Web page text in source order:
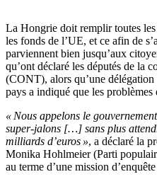
La Hongrie doit remplir toutes
les fonds de l’UE, et ce afin de
parviennent bien jusqu’aux
qu’ont déclaré les députés de la
(CONT), alors qu’une
pays a indiqué que les problèmes
« Nous appelons le
super-jalons […] sans plus
milliards d’euros », a déclaré la
Monika Hohlmeier (Parti
au terme d’une mission